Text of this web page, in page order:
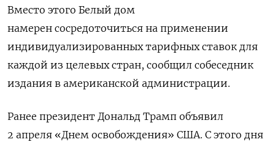
Вместо этого Белый дом
намерен сосредоточиться на применении
индивидуализированных тарифных ставок для
каждой из целевых стран, сообщил собеседник
издания в американской администрации.
Ранее президент Дональд Трамп объявил
2 апреля «Днем освобождения» США. С этого дня